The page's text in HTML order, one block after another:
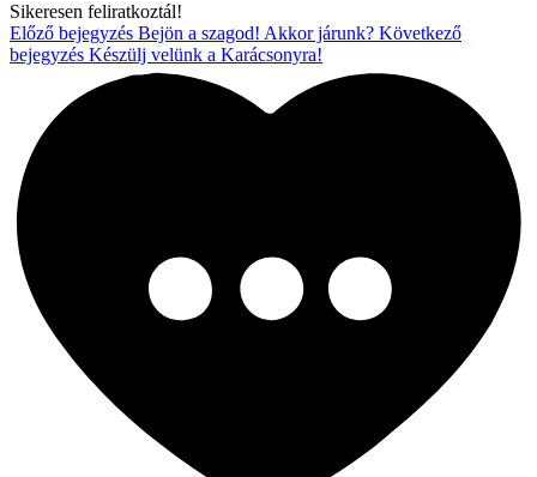
Sikeresen feliratkoztál!
Előző bejegyzés Bejön a szagod! Akkor járunk? Következő
bejegyzés Készülj velünk a Karácsonyra!